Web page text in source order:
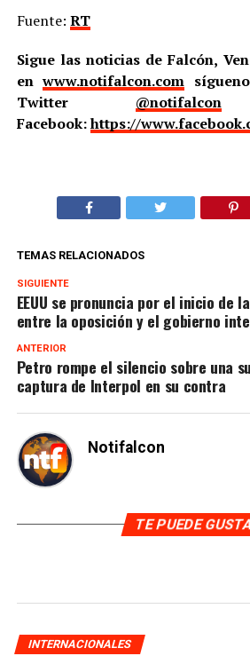
Fuente: RT
Sigue las noticias de Falcón,
enwww.notifalcon.com
Twitter @notifalcon
Facebook:https://
TEMAS RELACIONADOS
SIGUIENTE
EEUU se pronuncia por el inicio de
entre la oposición y el gobierno
ANTERIOR
Petro rompe el silencio sobre una
captura de Interpol en su contra
Notifalcon
TE PUEDE
INTERNACIONALES